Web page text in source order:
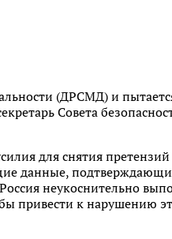
(ДРСМД) и
Совета
для снятия
данные,
неукоснительно
привести к нарушению